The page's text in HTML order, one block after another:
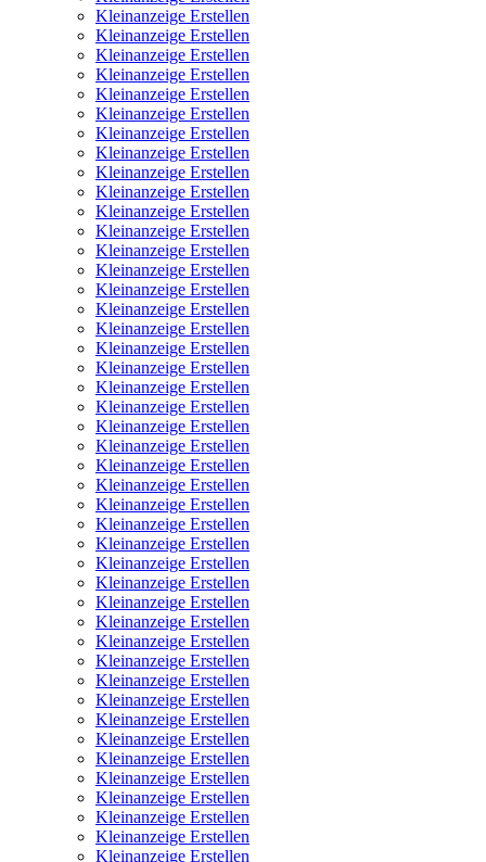
Kleinanzeige Erstellen
Kleinanzeige Erstellen
Kleinanzeige Erstellen
Kleinanzeige Erstellen
Kleinanzeige Erstellen
Kleinanzeige Erstellen
Kleinanzeige Erstellen
Kleinanzeige Erstellen
Kleinanzeige Erstellen
Kleinanzeige Erstellen
Kleinanzeige Erstellen
Kleinanzeige Erstellen
Kleinanzeige Erstellen
Kleinanzeige Erstellen
Kleinanzeige Erstellen
Kleinanzeige Erstellen
Kleinanzeige Erstellen
Kleinanzeige Erstellen
Kleinanzeige Erstellen
Kleinanzeige Erstellen
Kleinanzeige Erstellen
Kleinanzeige Erstellen
Kleinanzeige Erstellen
Kleinanzeige Erstellen
Kleinanzeige Erstellen
Kleinanzeige Erstellen
Kleinanzeige Erstellen
Kleinanzeige Erstellen
Kleinanzeige Erstellen
Kleinanzeige Erstellen
Kleinanzeige Erstellen
Kleinanzeige Erstellen
Kleinanzeige Erstellen
Kleinanzeige Erstellen
Kleinanzeige Erstellen
Kleinanzeige Erstellen
Kleinanzeige Erstellen
Kleinanzeige Erstellen
Kleinanzeige Erstellen
Kleinanzeige Erstellen
Kleinanzeige Erstellen
Kleinanzeige Erstellen
Kleinanzeige Erstellen
Kleinanzeige Erstellen